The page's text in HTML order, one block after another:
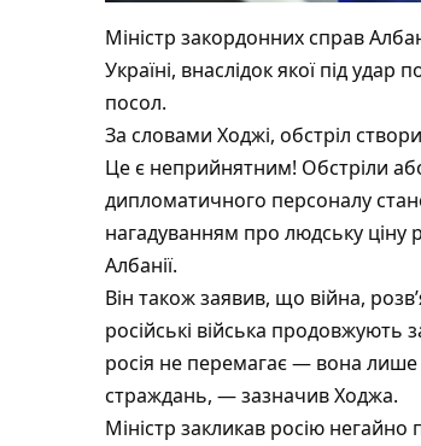
Міністр закордонних справ
Україні, внаслідок якої під
посол.
За словами Ходжі, обстріл
Це є неприйнятним! Обстріли
дипломатичного персоналу
нагадуванням про людську ціну
Албанії.
Він також заявив, що війна,
російські війська продовжують
росія не перемагає — вона
страждань, — зазначив Ходжа.
Міністр закликав росію